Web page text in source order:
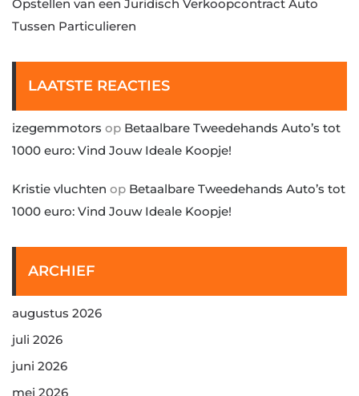
Opstellen van een Juridisch Verkoopcontract Auto
Tussen Particulieren
LAATSTE REACTIES
izegemmotors op Betaalbare Tweedehands Auto’s tot
1000 euro: Vind Jouw Ideale Koopje!
Kristie vluchten op Betaalbare Tweedehands Auto’s tot
1000 euro: Vind Jouw Ideale Koopje!
ARCHIEF
augustus 2026
juli 2026
juni 2026
mei 2026